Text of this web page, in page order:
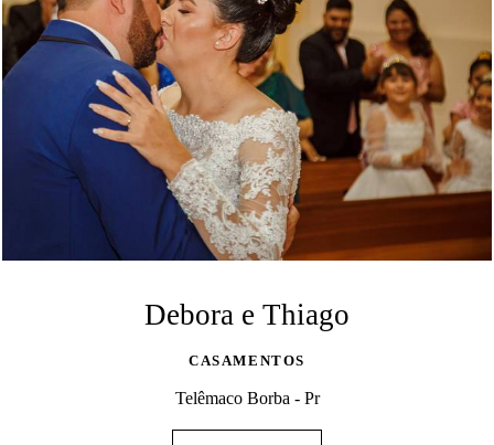
Debora e Thiago
CASAMENTOS
Telêmaco Borba - Pr